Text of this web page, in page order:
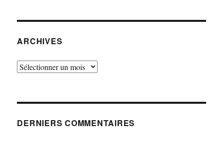
ARCHIVES
Archives
DERNIERS COMMENTAIRES